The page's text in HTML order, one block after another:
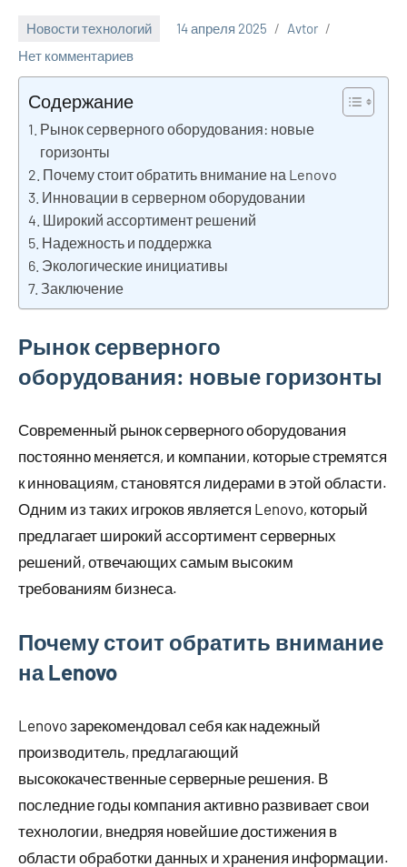
Новости технологий 14 апреля 2025
Avtor
Нет комментариев
Содержание
Рынок серверного оборудования: новые
горизонты
Почему стоит обратить внимание на Lenovo
Инновации в серверном оборудовании
Широкий ассортимент решений
Надежность и поддержка
Экологические инициативы
Заключение
Рынок серверного
оборудования: новые горизонты
Современный рынок серверного оборудования
постоянно меняется, и компании, которые стремятся
к инновациям, становятся лидерами в этой области.
Одним из таких игроков является Lenovo, который
предлагает широкий ассортимент серверных
решений, отвечающих самым высоким
требованиям бизнеса.
Почему стоит обратить внимание
на Lenovo
Lenovo зарекомендовал себя как надежный
производитель, предлагающий
высококачественные серверные решения. В
последние годы компания активно развивает свои
технологии, внедряя новейшие достижения в
области обработки данных и хранения информации.